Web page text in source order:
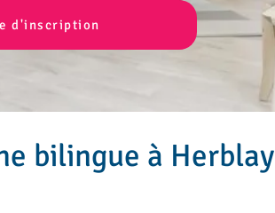
d'inscription
bilingue à Herblay